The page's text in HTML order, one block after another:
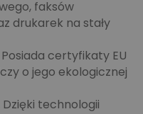
faksów
drukarek na stały
Posiada certyfikaty EU
o jego ekologicznej
Dzięki technologii